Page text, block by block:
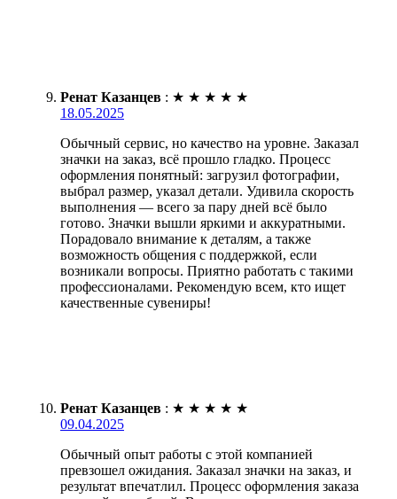
Ренат Казанцев : ★ ★ ★ ★ ★
18.05.2025
Обычный сервис, но качество на уровне. Заказал
значки на заказ, всё прошло гладко. Процесс
оформления понятный: загрузил фотографии,
выбрал размер, указал детали. Удивила скорость
выполнения — всего за пару дней всё было
готово. Значки вышли яркими и аккуратными.
Порадовало внимание к деталям, а также
возможность общения с поддержкой, если
возникали вопросы. Приятно работать с такими
профессионалами. Рекомендую всем, кто ищет
качественные сувениры!
Ренат Казанцев : ★ ★ ★ ★ ★
09.04.2025
Обычный опыт работы с этой компанией
превзошел ожидания. Заказал значки на заказ, и
результат впечатлил. Процесс оформления заказа